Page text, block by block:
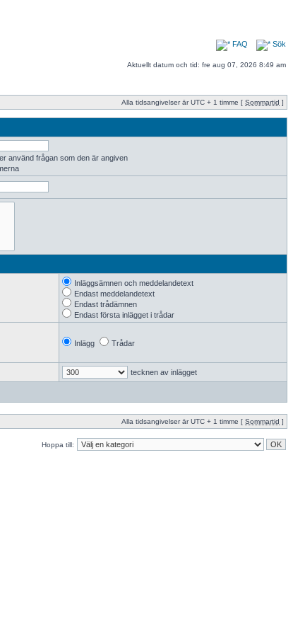
FAQ Sök
Aktuellt datum och tid: fre aug 07, 2026 8:49 am
Alla tidsangivelser är UTC + 1 timme [ Sommartid ]
använd frågan som den är angiven
Inläggsämnen och meddelandetext
Endast meddelandetext
Endast trådämnen
Endast första inlägget i trådar
Inlägg Trådar
tecknen av inlägget
Alla tidsangivelser är UTC + 1 timme [ Sommartid ]
Hoppa till: